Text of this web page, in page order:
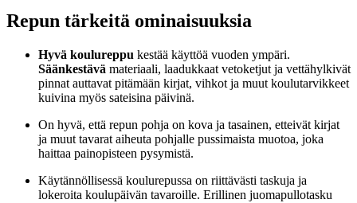
Repun tärkeitä ominaisuuksia
Hyvä koulureppu kestää käyttöä vuoden ympäri.
Säänkestävä materiaali, laadukkaat vetoketjut ja vettähylkivät
pinnat auttavat pitämään kirjat, vihkot ja muut koulutarvikkeet
kuivina myös sateisina päivinä.
On hyvä, että repun pohja on kova ja tasainen, etteivät kirjat
ja muut tavarat aiheuta pohjalle pussimaista muotoa, joka
haittaa painopisteen pysymistä.
Käytännöllisessä koulurepussa on riittävästi taskuja ja
lokeroita koulupäivän tavaroille. Erillinen juomapullotasku